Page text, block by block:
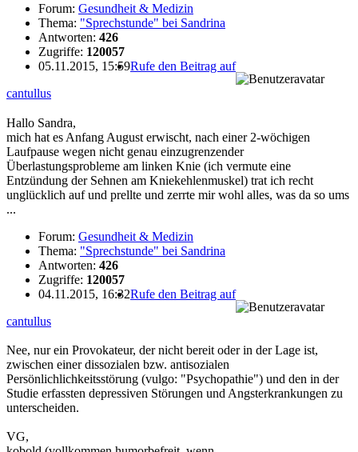
Forum: Gesundheit & Medizin
Thema: "Sprechstunde" bei Sandrina
Antworten: 426
Zugriffe: 120057
05.11.2015, 15:59Rufe den Beitrag auf
cantullus
Hallo Sandra,
mich hat es Anfang August erwischt, nach einer 2-wöchigen
Laufpause wegen nicht genau einzugrenzender
Überlastungsprobleme am linken Knie (ich vermute eine
Entzündung der Sehnen am Kniekehlenmuskel) trat ich recht
unglücklich auf und prellte und zerrte mir wohl alles, was da so ums
...
Forum: Gesundheit & Medizin
Thema: "Sprechstunde" bei Sandrina
Antworten: 426
Zugriffe: 120057
04.11.2015, 16:32Rufe den Beitrag auf
cantullus
Nee, nur ein Provokateur, der nicht bereit oder in der Lage ist,
zwischen einer dissozialen bzw. antisozialen
Persönlichlichkeitsstörung (vulgo: "Psychopathie") und den in der
Studie erfassten depressiven Störungen und Angsterkrankungen zu
unterscheiden.
VG,